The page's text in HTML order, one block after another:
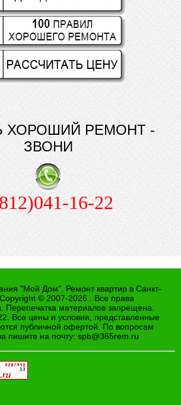
ХОРОШИЙ РЕМОНТ -
ЗВОНИ
16-22
"Мой Дом". Ремонт квартир в Санкт-
© 2007-2026 . Все права
Перепечатка материалов запрещена.
Все цены и условия, представленные
публичной офертой. По вопросам
пишите на почту: spb@365rem.ru